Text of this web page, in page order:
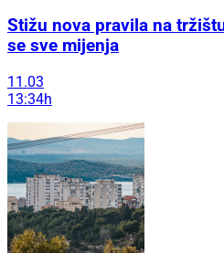
Stižu nova pravila na
se sve mijenja
11.03
13:34h